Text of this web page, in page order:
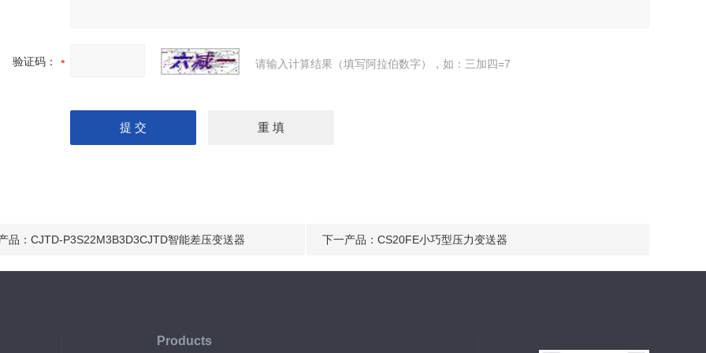
验证码： 请输入计算结果（填写阿拉伯数字），如：三加四=7
品： CJTD-P3S22M3B3D3CJTD智能差压变送器 下一产品： CS20FE小巧型压力变送器
Products